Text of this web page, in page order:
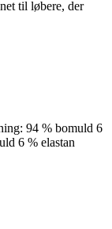
til løbere, der
94 % bomuld 6
6 % elastan